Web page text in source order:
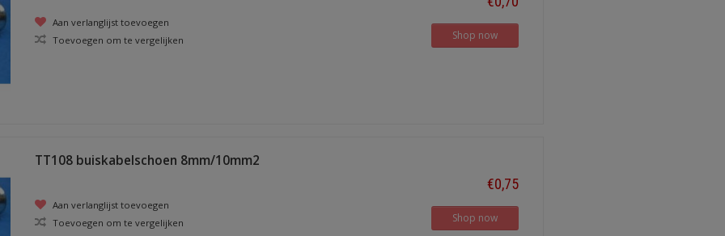
Aan verlanglijst toevoegen
Toevoegen om te vergelijken
Shop now
TT108 buiskabelschoen 8mm/10mm2
Aan verlanglijst toevoegen
Toevoegen om te vergelijken
€0,75
Shop now